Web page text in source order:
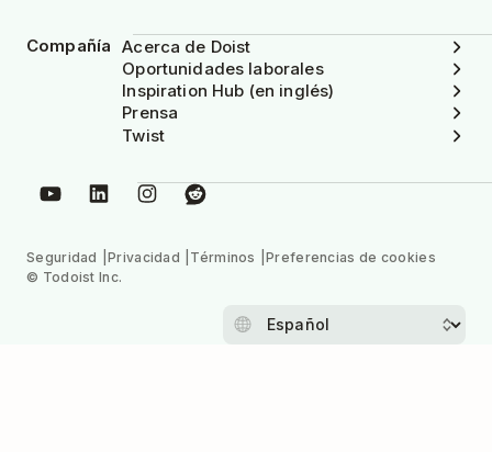
Compañía Acerca de Doist
Oportunidades laborales
Inspiration Hub (en inglés)
Prensa
Twist
Seguridad Privacidad Términos
Preferencias de cookies
© Todoist Inc.